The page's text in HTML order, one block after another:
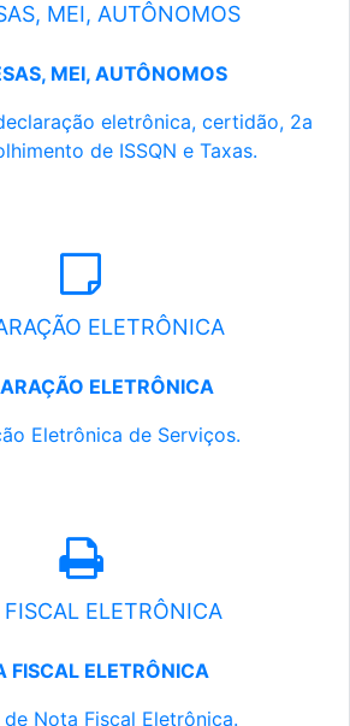
MEI, AUTÔNOMOS
MEI, AUTÔNOMOS
eletrônica, certidão, 2a
de ISSQN e Taxas.
ELETRÔNICA
ELETRÔNICA
Eletrônica de Serviços.
FISCAL ELETRÔNICA
FISCAL ELETRÔNICA
de Nota Fiscal Eletrônica.